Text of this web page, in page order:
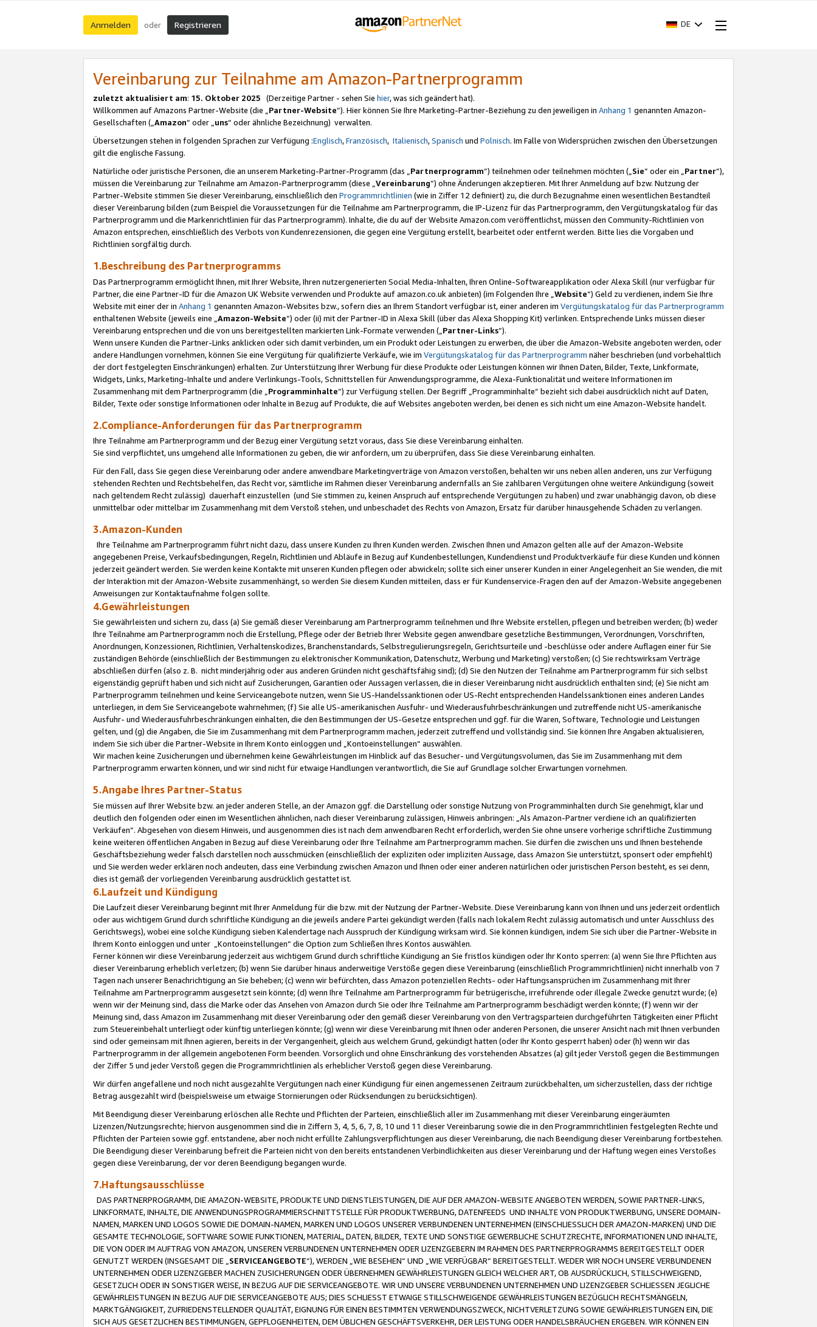
Anmelden oder Registrieren DE
Vereinbarung zur Teilnahme am Amazon-Partnerprogramm
zuletzt aktualisiert am: 15. Oktober 2025 (Derzeitige Partner - sehen Sie hier, was sich geändert hat).
Willkommen auf Amazons Partner-Website (die „Partner-Website“). Hier können Sie Ihre Marketing-Partner-Beziehung zu den jeweiligen in Anhang 1 genannten Amazon-
Gesellschaften („Amazon“ oder „uns“ oder ähnliche Bezeichnung) verwalten.
Übersetzungen stehen in folgenden Sprachen zur Verfügung :Englisch,Französisch, Italienisch,Spanisch und Polnisch. Im Falle von Widersprüchen zwischen den Übersetzungen
gilt die englische Fassung.
Natürliche oder juristische Personen, die an unserem Marketing-Partner-Programm (das „Partnerprogramm“) teilnehmen oder teilnehmen möchten („Sie“ oder ein „Partner“),
müssen die Vereinbarung zur Teilnahme am Amazon-Partnerprogramm (diese „Vereinbarung“) ohne Änderungen akzeptieren. Mit Ihrer Anmeldung auf bzw. Nutzung der
Partner-Website stimmen Sie dieser Vereinbarung, einschließlich den Programmrichtlinien (wie in Ziffer 12 definiert) zu, die durch Bezugnahme einen wesentlichen Bestandteil
dieser Vereinbarung bilden (zum Beispiel die Voraussetzungen für die Teilnahme am Partnerprogramm, die IP-Lizenz für das Partnerprogramm, den Vergütungskatalog für das
Partnerprogramm und die Markenrichtlinien für das Partnerprogramm). Inhalte, die du auf der Website Amazon.com veröffentlichst, müssen den Community-Richtlinien von
Amazon entsprechen, einschließlich des Verbots von Kundenrezensionen, die gegen eine Vergütung erstellt, bearbeitet oder entfernt werden. Bitte lies die Vorgaben und
Richtlinien sorgfältig durch.
1.Beschreibung des Partnerprogramms
Das Partnerprogramm ermöglicht Ihnen, mit Ihrer Website, Ihren nutzergenerierten Social Media-Inhalten, Ihren Online-Softwareapplikation oder Alexa Skill (nur verfügbar für
Partner, die eine Partner-ID für die Amazon UK Website verwenden und Produkte auf amazon.co.uk anbieten) (im Folgenden Ihre „ Website“) Geld zu verdienen, indem Sie Ihre
Website mit einer der in Anhang 1 genannten Amazon-Websites bzw., sofern dies an Ihrem Standort verfügbar ist, einer anderen im Vergütungskatalog für das Partnerprogramm
enthaltenen Website (jeweils eine „ Amazon-Website“) oder (ii) mit der Partner-ID in Alexa Skill (über das Alexa Shopping Kit) verlinken. Entsprechende Links müssen dieser
Vereinbarung entsprechen und die von uns bereitgestellten markierten Link-Formate verwenden („ Partner-Links“).
Wenn unsere Kunden die Partner-Links anklicken oder sich damit verbinden, um ein Produkt oder Leistungen zu erwerben, die über die Amazon-Website angeboten werden, oder
andere Handlungen vornehmen, können Sie eine Vergütung für qualifizierte Verkäufe, wie im Vergütungskatalog für das Partnerprogramm näher beschrieben (und vorbehaltlich
der dort festgelegten Einschränkungen) erhalten. Zur Unterstützung Ihrer Werbung für diese Produkte oder Leistungen können wir Ihnen Daten, Bilder, Texte, Linkformate,
Widgets, Links, Marketing-Inhalte und andere Verlinkungs-Tools, Schnittstellen für Anwendungsprogramme, die Alexa-Funktionalität und weitere Informationen im
Zusammenhang mit dem Partnerprogramm (die „ Programminhalte“) zur Verfügung stellen. Der Begriff „Programminhalte“ bezieht sich dabei ausdrücklich nicht auf Daten,
Bilder, Texte oder sonstige Informationen oder Inhalte in Bezug auf Produkte, die auf Websites angeboten werden, bei denen es sich nicht um eine Amazon-Website handelt.
2.Compliance-Anforderungen für das Partnerprogramm
Ihre Teilnahme am Partnerprogramm und der Bezug einer Vergütung setzt voraus, dass Sie diese Vereinbarung einhalten.
Sie sind verpflichtet, uns umgehend alle Informationen zu geben, die wir anfordern, um zu überprüfen, dass Sie diese Vereinbarung einhalten.
Für den Fall, dass Sie gegen diese Vereinbarung oder andere anwendbare Marketingverträge von Amazon verstoßen, behalten wir uns neben allen anderen, uns zur Verfügung
stehenden Rechten und Rechtsbehelfen, das Recht vor, sämtliche im Rahmen dieser Vereinbarung andernfalls an Sie zahlbaren Vergütungen ohne weitere Ankündigung (soweit
nach geltendem Recht zulässig) dauerhaft einzustellen (und Sie stimmen zu, keinen Anspruch auf entsprechende Vergütungen zu haben) und zwar unabhängig davon, ob diese
unmittelbar oder mittelbar im Zusammenhang mit dem Verstoß stehen, und unbeschadet des Rechts von Amazon, Ersatz für darüber hinausgehende Schäden zu verlangen.
3.Amazon-Kunden
Ihre Teilnahme am Partnerprogramm führt nicht dazu, dass unsere Kunden zu Ihren Kunden werden. Zwischen Ihnen und Amazon gelten alle auf der Amazon-Website
angegebenen Preise, Verkaufsbedingungen, Regeln, Richtlinien und Abläufe in Bezug auf Kundenbestellungen, Kundendienst und Produktverkäufe für diese Kunden und können
jederzeit geändert werden. Sie werden keine Kontakte mit unseren Kunden pflegen oder abwickeln; sollte sich einer unserer Kunden in einer Angelegenheit an Sie wenden, die mit
der Interaktion mit der Amazon-Website zusammenhängt, so werden Sie diesem Kunden mitteilen, dass er für Kundenservice-Fragen den auf der Amazon-Website angegebenen
Anweisungen zur Kontaktaufnahme folgen sollte.
4.Gewährleistungen
Sie gewährleisten und sichern zu, dass (a) Sie gemäß dieser Vereinbarung am Partnerprogramm teilnehmen und Ihre Website erstellen, pflegen und betreiben werden; (b) weder
Ihre Teilnahme am Partnerprogramm noch die Erstellung, Pflege oder der Betrieb Ihrer Website gegen anwendbare gesetzliche Bestimmungen, Verordnungen, Vorschriften,
Anordnungen, Konzessionen, Richtlinien, Verhaltenskodizes, Branchenstandards, Selbstregulierungsregeln, Gerichtsurteile und -beschlüsse oder andere Auflagen einer für Sie
zuständigen Behörde (einschließlich der Bestimmungen zu elektronischer Kommunikation, Datenschutz, Werbung und Marketing) verstoßen; (c) Sie rechtswirksam Verträge
abschließen dürfen (also z. B. nicht minderjährig oder aus anderen Gründen nicht geschäftsfähig sind); (d) Sie den Nutzen der Teilnahme am Partnerprogramm für sich selbst
eigenständig geprüft haben und sich nicht auf Zusicherungen, Garantien oder Aussagen verlassen, die in dieser Vereinbarung nicht ausdrücklich enthalten sind; (e) Sie nicht am
Partnerprogramm teilnehmen und keine Serviceangebote nutzen, wenn Sie US-Handelssanktionen oder US-Recht entsprechenden Handelssanktionen eines anderen Landes
unterliegen, in dem Sie Serviceangebote wahrnehmen; (f) Sie alle US-amerikanischen Ausfuhr- und Wiederausfuhrbeschränkungen und zutreffende nicht US-amerikanische
Ausfuhr- und Wiederausfuhrbeschränkungen einhalten, die den Bestimmungen der US-Gesetze entsprechen und ggf. für die Waren, Software, Technologie und Leistungen
gelten, und (g) die Angaben, die Sie im Zusammenhang mit dem Partnerprogramm machen, jederzeit zutreffend und vollständig sind. Sie können Ihre Angaben aktualisieren,
indem Sie sich über die Partner-Website in Ihrem Konto einloggen und „Kontoeinstellungen“ auswählen.
Wir machen keine Zusicherungen und übernehmen keine Gewährleistungen im Hinblick auf das Besucher- und Vergütungsvolumen, das Sie im Zusammenhang mit dem
Partnerprogramm erwarten können, und wir sind nicht für etwaige Handlungen verantwortlich, die Sie auf Grundlage solcher Erwartungen vornehmen.
5.Angabe Ihres Partner-Status
Sie müssen auf Ihrer Website bzw. an jeder anderen Stelle, an der Amazon ggf. die Darstellung oder sonstige Nutzung von Programminhalten durch Sie genehmigt, klar und
deutlich den folgenden oder einen im Wesentlichen ähnlichen, nach dieser Vereinbarung zulässigen, Hinweis anbringen: „Als Amazon-Partner verdiene ich an qualifizierten
Verkäufen“. Abgesehen von diesem Hinweis, und ausgenommen dies ist nach dem anwendbaren Recht erforderlich, werden Sie ohne unsere vorherige schriftliche Zustimmung
keine weiteren öffentlichen Angaben in Bezug auf diese Vereinbarung oder Ihre Teilnahme am Partnerprogramm machen. Sie dürfen die zwischen uns und Ihnen bestehende
Geschäftsbeziehung weder falsch darstellen noch ausschmücken (einschließlich der expliziten oder impliziten Aussage, dass Amazon Sie unterstützt, sponsert oder empfiehlt)
und Sie werden weder erklären noch andeuten, dass eine Verbindung zwischen Amazon und Ihnen oder einer anderen natürlichen oder juristischen Person besteht, es sei denn,
dies ist gemäß der vorliegenden Vereinbarung ausdrücklich gestattet ist.
6.Laufzeit und Kündigung
Die Laufzeit dieser Vereinbarung beginnt mit Ihrer Anmeldung für die bzw. mit der Nutzung der Partner-Website. Diese Vereinbarung kann von Ihnen und uns jederzeit ordentlich
oder aus wichtigem Grund durch schriftliche Kündigung an die jeweils andere Partei gekündigt werden (falls nach lokalem Recht zulässig automatisch und unter Ausschluss des
Gerichtswegs), wobei eine solche Kündigung sieben Kalendertage nach Ausspruch der Kündigung wirksam wird. Sie können kündigen, indem Sie sich über die Partner-Website in
Ihrem Konto einloggen und unter „Kontoeinstellungen“ die Option zum Schließen Ihres Kontos auswählen.
Ferner können wir diese Vereinbarung jederzeit aus wichtigem Grund durch schriftliche Kündigung an Sie fristlos kündigen oder Ihr Konto sperren: (a) wenn Sie Ihre Pflichten aus
dieser Vereinbarung erheblich verletzen; (b) wenn Sie darüber hinaus anderweitige Verstöße gegen diese Vereinbarung (einschließlich Programmrichtlinien) nicht innerhalb von 7
Tagen nach unserer Benachrichtigung an Sie beheben; (c) wenn wir befürchten, dass Amazon potenziellen Rechts- oder Haftungsansprüchen im Zusammenhang mit Ihrer
Teilnahme am Partnerprogramm ausgesetzt sein könnte; (d) wenn Ihre Teilnahme am Partnerprogramm für betrügerische, irreführende oder illegale Zwecke genutzt wurde; (e)
wenn wir der Meinung sind, dass die Marke oder das Ansehen von Amazon durch Sie oder Ihre Teilnahme am Partnerprogramm beschädigt werden könnte; (f) wenn wir der
Meinung sind, dass Amazon im Zusammenhang mit dieser Vereinbarung oder den gemäß dieser Vereinbarung von den Vertragsparteien durchgeführten Tätigkeiten einer Pflicht
zum Steuereinbehalt unterliegt oder künftig unterliegen könnte; (g) wenn wir diese Vereinbarung mit Ihnen oder anderen Personen, die unserer Ansicht nach mit Ihnen verbunden
sind oder gemeinsam mit Ihnen agieren, bereits in der Vergangenheit, gleich aus welchem Grund, gekündigt hatten (oder Ihr Konto gesperrt haben) oder (h) wenn wir das
Partnerprogramm in der allgemein angebotenen Form beenden. Vorsorglich und ohne Einschränkung des vorstehenden Absatzes (a) gilt jeder Verstoß gegen die Bestimmungen
der Ziffer 5 und jeder Verstoß gegen die Programmrichtlinien als erheblicher Verstoß gegen diese Vereinbarung.
Wir dürfen angefallene und noch nicht ausgezahlte Vergütungen nach einer Kündigung für einen angemessenen Zeitraum zurückbehalten, um sicherzustellen, dass der richtige
Betrag ausgezahlt wird (beispielsweise um etwaige Stornierungen oder Rücksendungen zu berücksichtigen).
Mit Beendigung dieser Vereinbarung erlöschen alle Rechte und Pflichten der Parteien, einschließlich aller im Zusammenhang mit dieser Vereinbarung eingeräumten
Lizenzen/Nutzungsrechte; hiervon ausgenommen sind die in Ziffern 3, 4, 5, 6, 7, 8, 10 und 11 dieser Vereinbarung sowie die in den Programmrichtlinien festgelegten Rechte und
Pflichten der Parteien sowie ggf. entstandene, aber noch nicht erfüllte Zahlungsverpflichtungen aus dieser Vereinbarung, die nach Beendigung dieser Vereinbarung fortbestehen.
Die Beendigung dieser Vereinbarung befreit die Parteien nicht von den bereits entstandenen Verbindlichkeiten aus dieser Vereinbarung und der Haftung wegen eines Verstoßes
gegen diese Vereinbarung, der vor deren Beendigung begangen wurde.
7.Haftungsausschlüsse
DAS PARTNERPROGRAMM, DIE AMAZON-WEBSITE, PRODUKTE UND DIENSTLEISTUNGEN, DIE AUF DER AMAZON-WEBSITE ANGEBOTEN WERDEN, SOWIE PARTNER-LINKS,
LINKFORMATE, INHALTE, DIE ANWENDUNGSPROGRAMMIERSCHNITTSTELLE FÜR PRODUKTWERBUNG, DATENFEEDS UND INHALTE VON PRODUKTWERBUNG, UNSERE DOMAIN-
NAMEN, MARKEN UND LOGOS SOWIE DIE DOMAIN-NAMEN, MARKEN UND LOGOS UNSERER VERBUNDENEN UNTERNEHMEN (EINSCHLIESSLICH DER AMAZON-MARKEN) UND DIE
GESAMTE TECHNOLOGIE, SOFTWARE SOWIE FUNKTIONEN, MATERIAL, DATEN, BILDER, TEXTE UND SONSTIGE GEWERBLICHE SCHUTZRECHTE, INFORMATIONEN UND INHALTE,
DIE VON ODER IM AUFTRAG VON AMAZON, UNSEREN VERBUNDENEN UNTERNEHMEN ODER LIZENZGEBERN IM RAHMEN DES PARTNERPROGRAMMS BEREITGESTELLT ODER
GENUTZT WERDEN (INSGESAMT DIE „ SERVICEANGEBOTE“), WERDEN „WIE BESEHEN“ UND „WIE VERFÜGBAR“ BEREITGESTELLT. WEDER WIR NOCH UNSERE VERBUNDENEN
UNTERNEHMEN ODER LIZENZGEBER MACHEN ZUSICHERUNGEN ODER ÜBERNEHMEN GEWÄHRLEISTUNGEN GLEICH WELCHER ART, OB AUSDRÜCKLICH, STILLSCHWEIGEND,
GESETZLICH ODER IN SONSTIGER WEISE, IN BEZUG AUF DIE SERVICEANGEBOTE. WIR UND UNSERE VERBUNDENEN UNTERNEHMEN UND LIZENZGEBER SCHLIESSEN JEGLICHE
GEWÄHRLEISTUNGEN IN BEZUG AUF DIE SERVICEANGEBOTE AUS; DIES SCHLIESST ETWAIGE STILLSCHWEIGENDE GEWÄHRLEISTUNGEN BEZÜGLICH RECHTSMÄNGELN,
MARKTGÄNGIGKEIT, ZUFRIEDENSTELLENDER QUALITÄT, EIGNUNG FÜR EINEN BESTIMMTEN VERWENDUNGSZWECK, NICHTVERLETZUNG SOWIE GEWÄHRLEISTUNGEN EIN, DIE
SICH AUS GESETZLICHEN BESTIMMUNGEN, GEPFLOGENHEITEN, DEM ÜBLICHEN GESCHÄFTSVERKEHR, DER LEISTUNG ODER HANDELSBRÄUCHEN ERGEBEN. WIR KÖNNEN EIN